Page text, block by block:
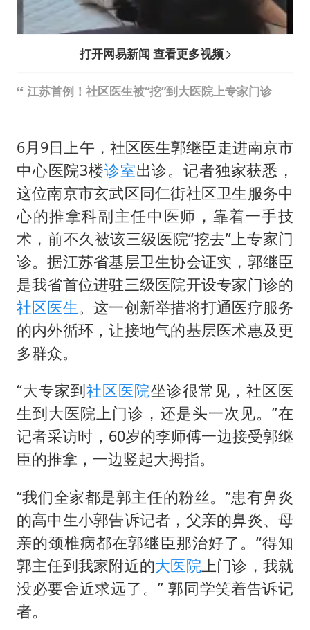
打开网易新闻 查看更多视频
江苏首例！社区医生被“挖”到大医院上专家门诊
6月9日上午，社区医生郭继臣走进南京市
中心医院3楼诊室出诊。记者独家获悉，
这位南京市玄武区同仁街社区卫生服务中
心的推拿科副主任中医师，靠着一手技
术，前不久被该三级医院“挖去”上专家门
诊。据江苏省基层卫生协会证实，郭继臣
是我省首位进驻三级医院开设专家门诊的
社区医生。这一创新举措将打通医疗服务
的内外循环，让接地气的基层医术惠及更
多群众。
“大专家到社区医院坐诊很常见，社区医
生到大医院上门诊，还是头一次见。”在
记者采访时，60岁的李师傅一边接受郭继
臣的推拿，一边竖起大拇指。
“我们全家都是郭主任的粉丝。”患有鼻炎
的高中生小郭告诉记者，父亲的鼻炎、母
亲的颈椎病都在郭继臣那治好了。“得知
郭主任到我家附近的大医院上门诊，我就
没必要舍近求远了。” 郭同学笑着告诉记
者。